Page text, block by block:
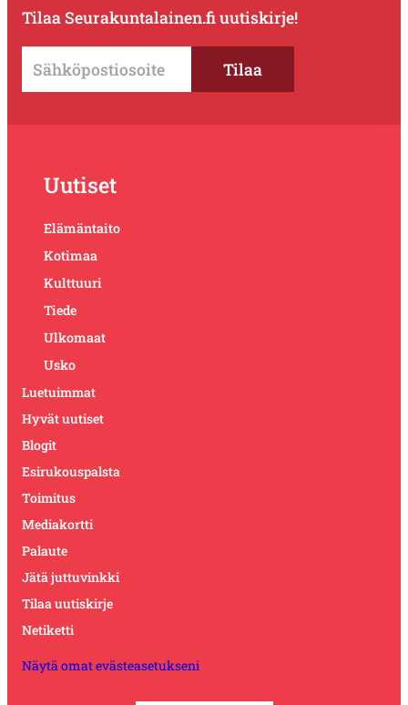
Tilaa Seurakuntalainen.fi uutiskirje!
Uutiset
Elämäntaito
Kotimaa
Kulttuuri
Tiede
Ulkomaat
Usko
Luetuimmat
Hyvät uutiset
Blogit
Esirukouspalsta
Toimitus
Mediakortti
Palaute
Jätä juttuvinkki
Tilaa uutiskirje
Netiketti
Näytä omat evästeasetukseni